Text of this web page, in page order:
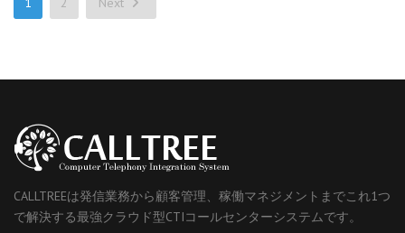
稿
ビ
ー
シ
ョ
ン
CALLTREEは発信業務から顧客管理、稼働マネジメントまでこれ1つ
で解決する最強クラウド型CTIコールセンターシステムです。